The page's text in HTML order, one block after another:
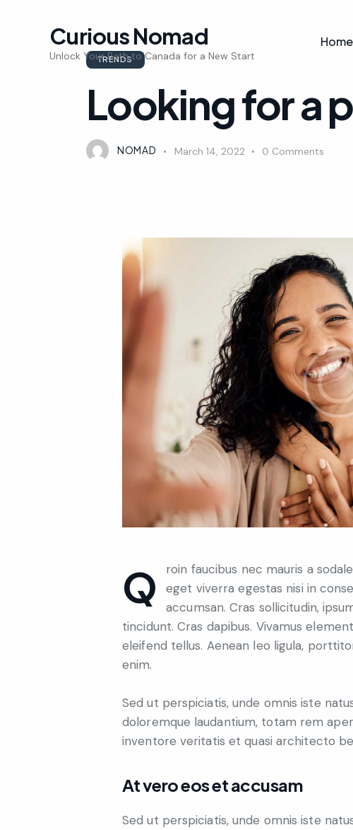
Curious Nomad
Unlock Your Path to Canada for a New Start
Home
TRENDS
Looking for a
NOMAD March 14, 2022 0 Comments
Qroin faucibus nec mauris a sodales, sed elementum mi tincidunt. Sed
eget viverra egestas nisi in
accumsan. Cras sollicitudin,
tincidunt. Cras dapibus. Vivamus
eleifend tellus. Aenean leo ligula,
enim.
Sed ut perspiciatis, unde omnis iste
doloremque laudantium, totam rem
inventore veritatis et quasi architecto
At vero eos et accusam
Sed ut perspiciatis, unde omnis iste